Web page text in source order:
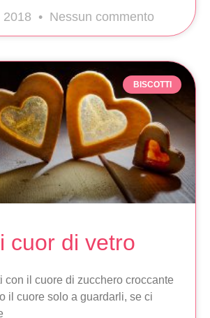
2018 Nessun commento
BISCOTTI
cuor di vetro
con il cuore di zucchero croccante
il cuore solo a guardarli, se ci